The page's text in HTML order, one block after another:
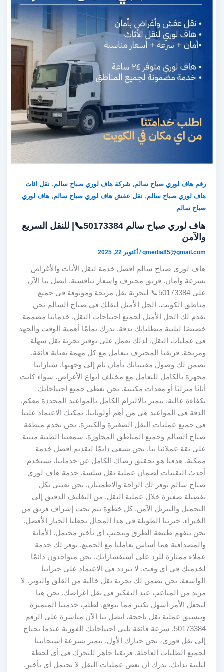
رقم هاف لوري صباح سالم,شركة هاف لوري صباح سالم, نقل اثاث
هاف لوري صباح سالم, نقل عفش هاف لوري صباح سالم,هاف لوري
صباح سالم
هاف لوري صباح سالم 50173384📞| للنقل السريع
والآمن
qmedia85@gmail.com
/ أكتوبر 22, 2025
هاف لوري صباح سالم أفضل خدمة لنقل الأثاث والأغراض
بسرعة وأمان. فريق محترف وأسعار تنافسية. اتصل بنا الآن
على 50173384📞 لتجربة نقل مريحة وموثوقة في جميع
مناطق الكويت. الحل الأمثل لنقلك في صباح السالم نحن
نقدم لك الحل الأمثل لجميع احتياجات النقل. خدماتنا مصممة
خصيصًا لتلبية متطلباتك بدقة. ندرك تمامًا أهمية الوقت والجهد
في عمليات النقل. لذلك نعمل على توفير تجربة نقل سهلة
ومريحة. فريقنا المحترف يتعامل مع كل مهمة بعناية فائقة.
نضمن لك وصول مقتنياتك بأمان تام إلى وجهتها. سياراتنا
مجهزة بالكامل للتعامل مع مختلف أنواع الأغراض. سواء كانت
أثاثًا منزليًا أو معدات مكتبية. نحن نغطي جميع احتياجاتك
بكفاءة عالية. نتميز بالالتزام الكامل بالمواعيد المحددة معكم.
الدقة في المواعيد هي من أهم أولوياتنا. يمكنك الاعتماد علينا
في جميع عمليات النقل الصغيرة والكبيرة. نحن نخدم منطقة
صباح السالم وجميع المناطق المجاورة. سمعتنا الطيبة مبنية
على ثقة عملائنا بنا. نحن نسعى دائمًا لتقديم أفضل خدمة
ممكنة. هدفنا هو تحقيق رضاك الكامل عن خدماتنا. نستخدم
أحدث التقنيات لضمان عملية نقل سلسة. خدمة هاف لوري
صباح سالم توفر لك الراحة والاطمئنان. نحن نعتني بكل
تفصيلة صغيرة خلال عملية النقل. من التغليف الدقيق إلى
التحميل والتنزيل الآمن. كل خطوة تتم تحت إشراف فريق من
الخبراء. خبرتنا الطويلة في هذا المجال تجعلنا الخيار الأفضل.
نحن نتفهم طبيعة الطرق ونتجنب أي تأخير محتمل. الأمانة
والمصداقية هما أساس تعاملنا مع الجميع. نوفر لك خدمة
عملاء ممتازة للرد على استفساراتك. نحن متواجدون دائمًا
لخدمتك في أي وقت. لا تتردد في الاعتماد على خبراتنا
الواسعة. نحن نضمن لك تجربة نقل خالية من القلق والتوتر. لا
مزيد من المتاعب عند التفكير في نقل أغراضك. نحن هنا
لنجعل الأمر أسهل بكثير مما تتوقع. لطلب خدمتنا المتميزة
وتنسيق عملية نقل ناجحة، اتصل بنا الآن مباشرة على الرقم
50173384. سرعة فائقة تلبي احتياجاتك الفورية عندما تحتاج
إلى نقل فوري، نحن خيارك الأول. نتميز بسرعة استجابتنا
لجميع الطلبات العاجلة. فريقنا جاهز للتحرك في أي لحظة
لتلبية ندائك. ندرك أن بعض عمليات النقل لا تحتمل أي تأخير.